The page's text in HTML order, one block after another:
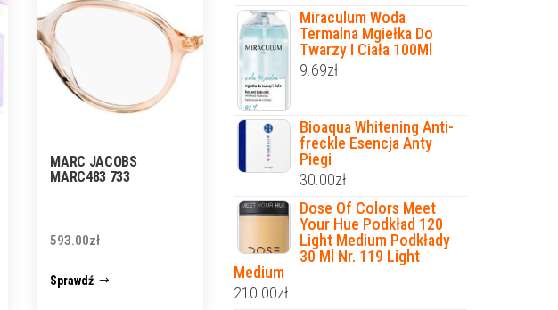
MARC JACOBS
MARC483 733
593.00zł
Sprawdź
Miraculum Woda
Termalna Mgiełka Do
Twarzy I Ciała 100Ml
9.69zł
Bioaqua Whitening Anti-
freckle Esencja Anty
Piegi
30.00zł
Dose Of Colors Meet
Your Hue Podkład 120
Light Medium Podkłady
30 Ml Nr. 119 Light
Medium
210.00zł